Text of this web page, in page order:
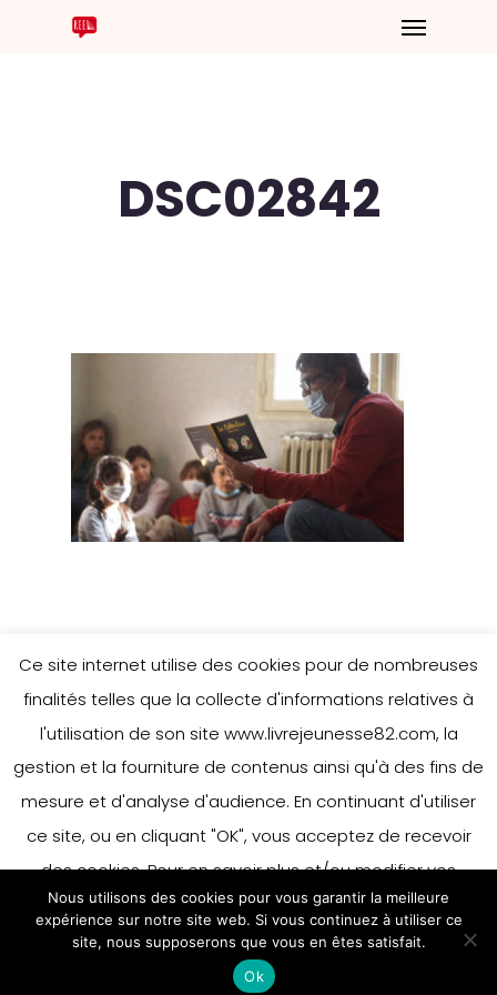
DSC02842
Ce site internet utilise des cookies pour de nombreuses
finalités telles que la collecte d'informations relatives à
l'utilisation de son site www.livrejeunesse82.com, la
gestion et la fourniture de contenus ainsi qu'à des fins de
mesure et d'analyse d'audience. En continuant d'utiliser
ce site, ou en cliquant "OK", vous acceptez de recevoir
des cookies. Pour en savoir plus et/ou modifier vos
préférences en matière de cookies, merci de vous référer
à notre politique sur les cookies.
Accepter
En savoir plus
Nous utilisons des cookies pour vous garantir la meilleure
expérience sur notre site web. Si vous continuez à utiliser ce
site, nous supposerons que vous en êtes satisfait.
Ok